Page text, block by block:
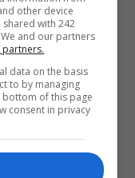
other device
with 242
and our partners
partners.
data on the basis
to by managing
of this page
consent in privacy